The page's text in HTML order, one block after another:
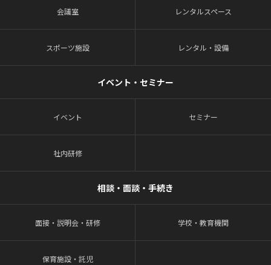
会議室 レンタルスペース
スポーツ施設 レンタル・設備
イベント・セミナー
イベント セミナー
社内研修
相談・面談・手続き
面接・説明会・研修 学校・教育機関
保育施設・託児